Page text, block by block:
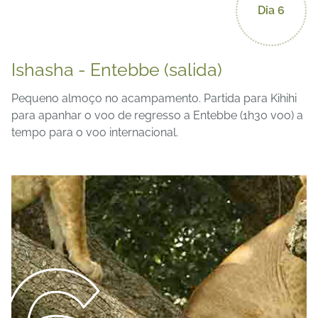
Dia 6
Ishasha - Entebbe (salida)
Pequeno almoço no acampamento. Partida para Kihihi
para apanhar o voo de regresso a Entebbe (1h30 voo) a
tempo para o voo internacional.